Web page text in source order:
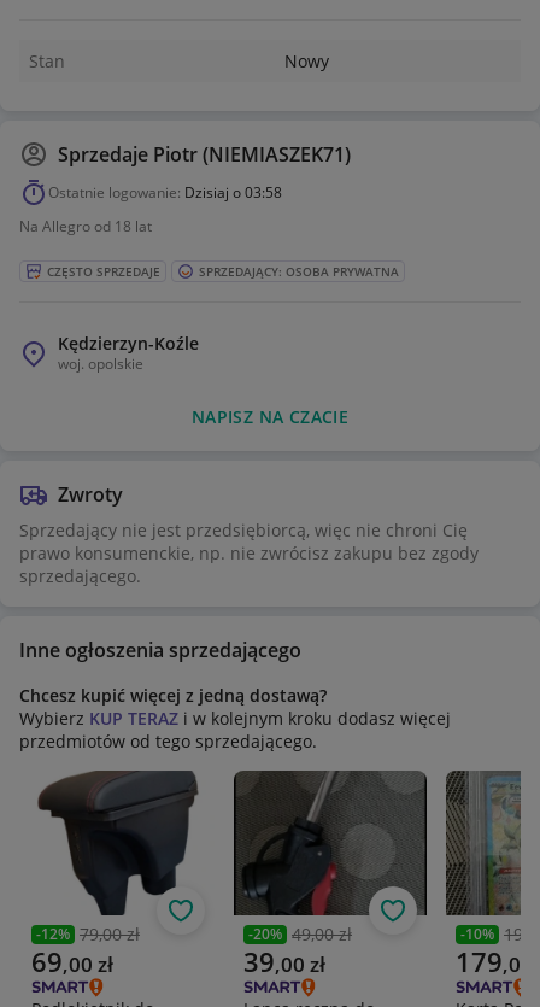
Stan Nowy
Sprzedaje Piotr (NIEMIASZEK71)
Ostatnie logowanie: Dzisiaj o 03:58
Na Allegro od 18 lat
CZĘSTO SPRZEDAJE SPRZEDAJĄCY: OSOBA PRYWATNA
Kędzierzyn-Koźle
woj. opolskie
NAPISZ NA CZACIE
Zwroty
Sprzedający nie jest przedsiębiorcą, więc nie chroni Cię
prawo konsumenckie, np. nie zwrócisz zakupu bez zgody
sprzedającego.
Inne ogłoszenia sprzedającego
Chcesz kupić więcej z jedną dostawą?
Wybierz KUP TERAZ i w kolejnym kroku dodasz więcej
przedmiotów od tego sprzedającego.
Poprzednia cena
-12% 79,00 zł
Aktualna cena
69,00 zł
Obserwuj
Poprzednia cena
-20% 49,00 zł
Aktualna cena
39,00 zł
Obserwuj
-10%
Aktualna
179,00